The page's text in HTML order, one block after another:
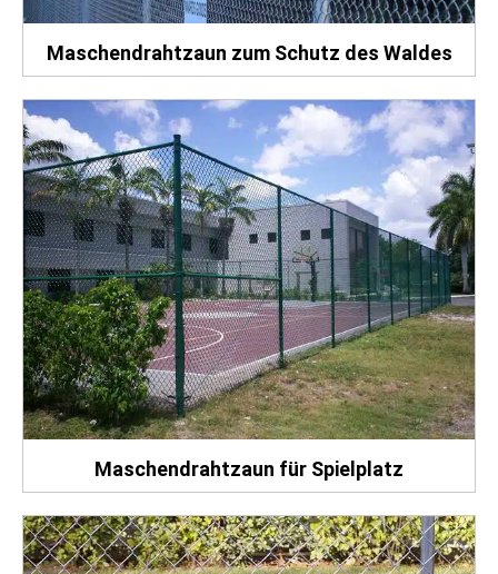
Maschendrahtzaun zum Schutz des Waldes
Maschendrahtzaun für Spielplatz